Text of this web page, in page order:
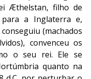
Æthelstan, filho de
a Inglaterra e,
(machados
convenceu os
o seu rei. Ele se
quanto na